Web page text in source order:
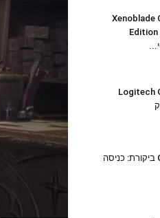
Xenoblade
Logitech
Glorious GHS Eternal ביקורת: כניסה